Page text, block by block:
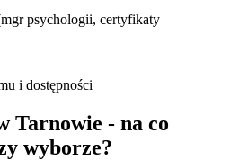
psychologii, certyfikaty
i dostępności
Tarnowie - na co
wyborze?